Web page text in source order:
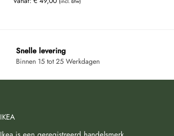
Snelle levering
Binnen 15 tot 25 Werkdagen
IKEA